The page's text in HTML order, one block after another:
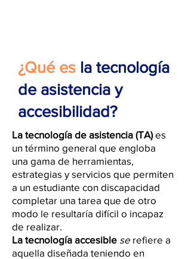
¿Qué es la tecnología
de asistencia y
accesibilidad?
La tecnología de asistencia (TA)es
un término general que engloba
una gama de herramientas,
estrategias y servicios que permiten
a un estudiante con discapacidad
completar una tarea que de otro
modo le resultaría difícil o incapaz
de realizar.
La tecnología accesible se refiere a
aquella diseñada teniendo en